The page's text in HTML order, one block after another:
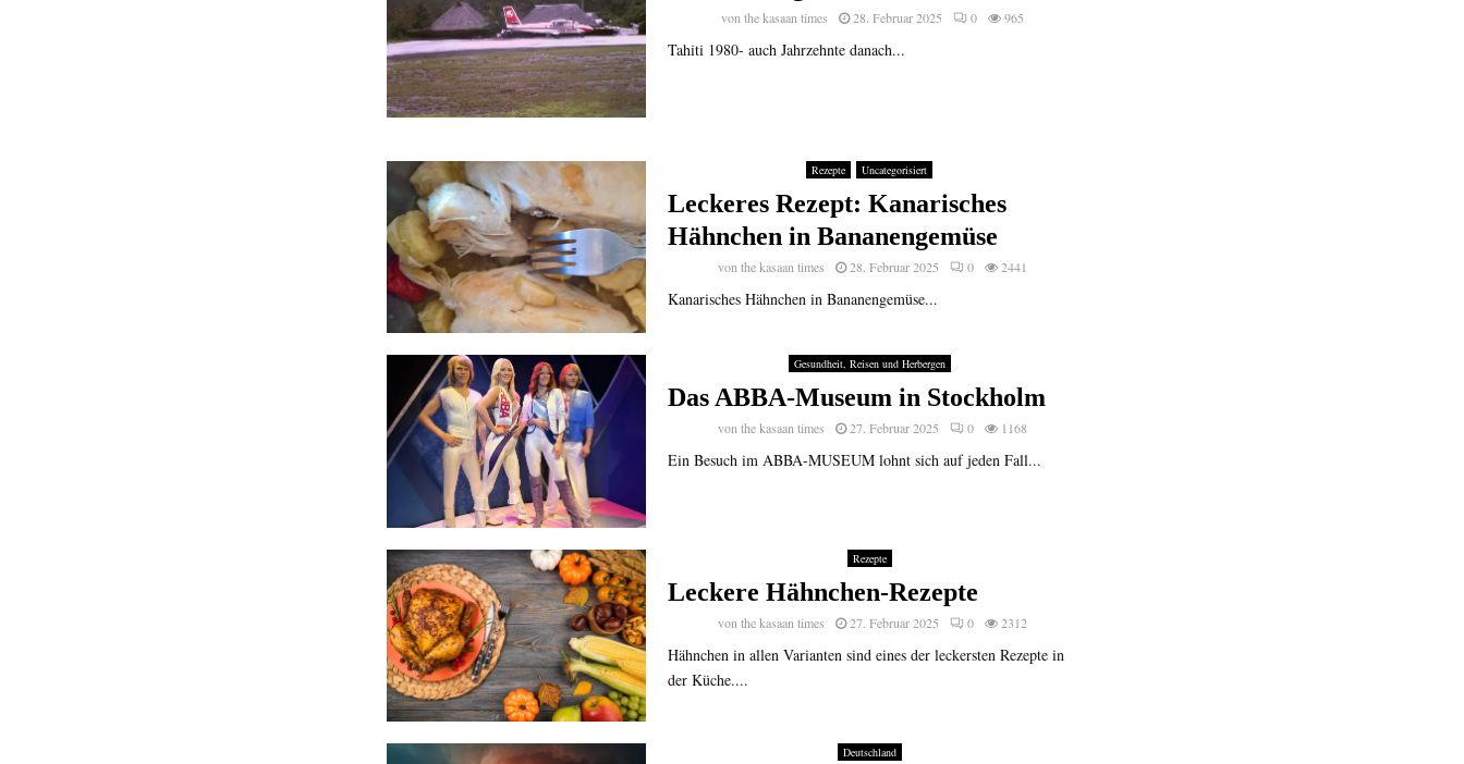
vonthe kasaan times 28. Februar 2025 0 965
Tahiti 1980- auch Jahrzehnte danach...
Rezepte Uncategorisiert
Leckeres Rezept: Kanarisches
Hähnchen in Bananengemüse
von the kasaan times 28. Februar 2025 0 2441
Kanarisches Hähnchen in Bananengemüse...
Gesundheit, Reisen und Herbergen
Das ABBA-Museum in Stockholm
vonthe kasaan times 27. Februar 2025 0 1168
Ein Besuch im ABBA-MUSEUM lohnt sich auf jeden Fall...
Rezepte
Leckere Hähnchen-Rezepte
von the kasaan times 27. Februar 2025 0 2312
Hähnchen in allen Varianten sind eines der leckersten Rezepte in
der Küche....
Deutschland